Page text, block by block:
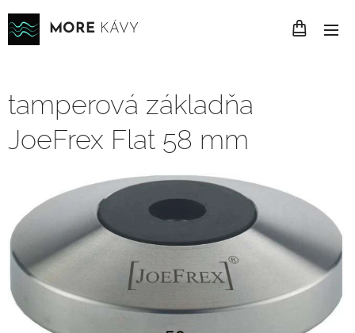
MORE KÁVY
tamperová základňa
JoeFrex Flat 58 mm